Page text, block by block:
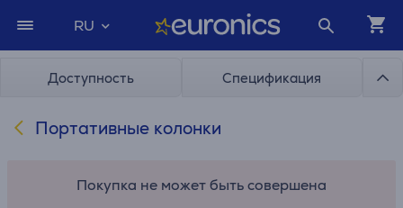
RU
Доступность Спецификация
Портативные колонки
Покупка не может быть совершена